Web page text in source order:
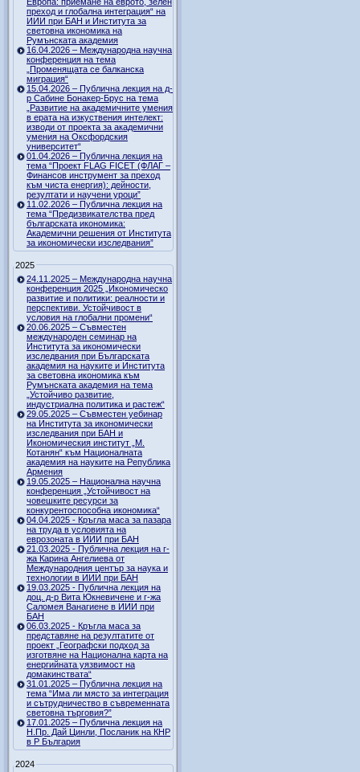
преход и глобална интеграция“ на
ИИИ при БАН и Института за
световна икономика на
Румънската академия
16.04.2026 – Международна научна
конференция на тема
„Променящата се балканска
миграция“
15.04.2026 – Публична лекция на д-
р Сабине Бонакер-Брус на тема
„Развитие на академичните умения
в ерата на изкуствения интелект:
изводи от проекта за академични
умения на Оксфордския
университет“
01.04.2026 – Публична лекция на
тема “Проект FLAG FICET (ФЛАГ –
Финансов инструмент за преход
към чиста енергия): дейности,
резултати и научени уроци”
11.02.2026 – Публична лекция на
тема “Предизвикателства пред
българската икономика:
Академични решения от Института
за икономически изследвания”
2025
24.11.2025 – Международна научна
конференция 2025 „Икономическо
развитие и политики: реалности и
перспективи. Устойчивост в
условия на глобални промени“
20.06.2025 – Съвместен
международен семинар на
Института за икономически
изследвания при Българската
академия на науките и Института
за световна икономика към
Румънската академия на тема
„Устойчиво развитие,
индустриална политика и растеж“
29.05.2025 – Съвместен уебинар
на Института за икономически
изследвания при БАН и
Икономическия институт „М.
Котанян“ към Националната
академия на науките на Република
Армения
19.05.2025 – Национална научна
конференция „Устойчивост на
човешките ресурси за
конкурентоспособна икономика“
04.04.2025 - Кръгла маса за пазара
на труда в условията на
еврозоната в ИИИ при БАН
21.03.2025 - Публична лекция на г-
жа Карина Ангелиева от
Международния център за наука и
технологии в ИИИ при БАН
19.03.2025 - Публична лекция на
доц. д-р Вита Юкневичене и г-жа
Саломея Ванагиене в ИИИ при
БАН
06.03.2025 - Кръгла маса за
представяне на резултатите от
проект „Географски подход за
изготвяне на Национална карта на
енергийната уязвимост на
домакинствата“
31.01.2025 – Публична лекция на
тема “Има ли място за интеграция
и сътрудничество в съвременната
световна търговия?”
17.01.2025 – Публична лекция на
Н.Пр. Дай Цинли, Посланик на КНР
в Р България
2024